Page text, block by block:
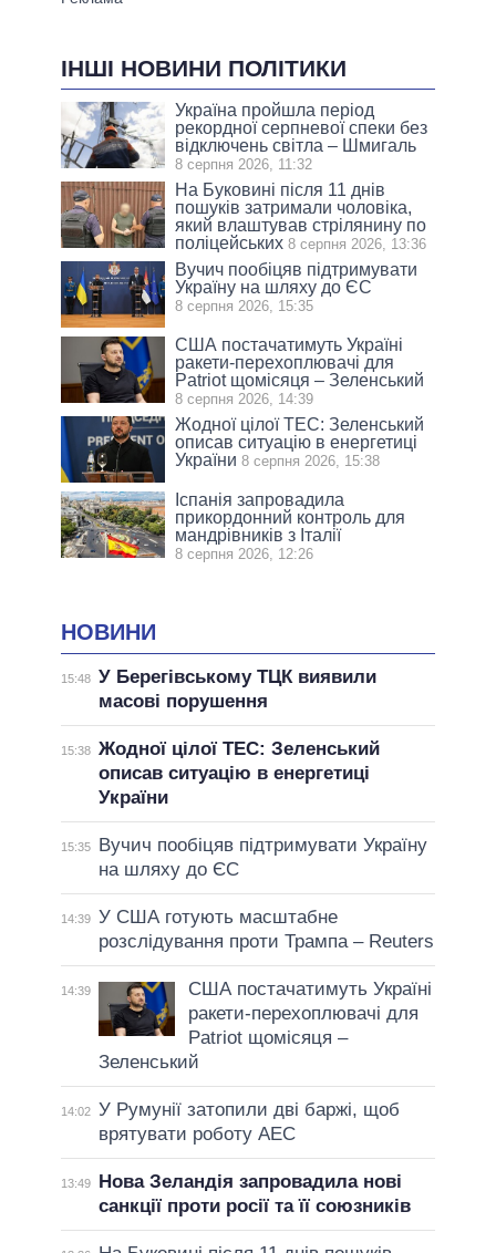
ІНШІ НОВИНИ ПОЛІТИКИ
Україна пройшла період
рекордної серпневої спеки без
відключень світла – Шмигаль
8 серпня 2026, 11:32
На Буковині після 11 днів
пошуків затримали чоловіка,
який влаштував стрілянину по
поліцейських 8 серпня 2026, 13:36
Вучич пообіцяв підтримувати
Україну на шляху до ЄС
8 серпня 2026, 15:35
США постачатимуть Україні
ракети-перехоплювачі для
Patriot щомісяця – Зеленський
8 серпня 2026, 14:39
Жодної цілої ТЕС: Зеленський
описав ситуацію в енергетиці
України 8 серпня 2026, 15:38
Іспанія запровадила
прикордонний контроль для
мандрівників з Італії
8 серпня 2026, 12:26
НОВИНИ
15:48 У Берегівському ТЦК виявили
масові порушення
15:38 Жодної цілої ТЕС: Зеленський
описав ситуацію в енергетиці
України
15:35
Вучич пообіцяв підтримувати Україну
на шляху до ЄС
14:39 У США готують масштабне
розслідування проти Трампа – Reuters
14:39
США постачатимуть Україні
ракети-перехоплювачі для
Patriot щомісяця –
Зеленський
14:02 У Румунії затопили дві баржі, щоб
врятувати роботу АЕС
13:49
Нова Зеландія запровадила нові
санкції проти росії та її союзників